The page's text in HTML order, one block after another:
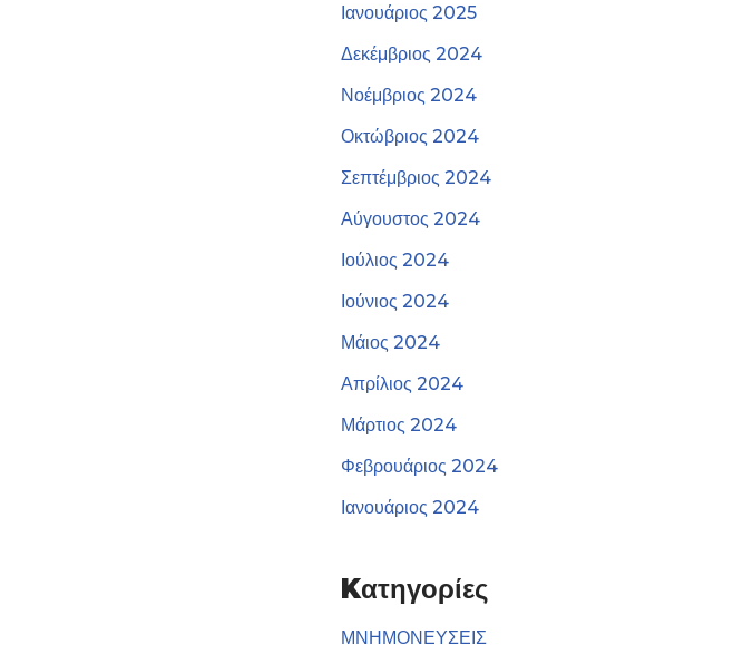
Ιανουάριος 2025
Δεκέμβριος 2024
Νοέμβριος 2024
Οκτώβριος 2024
Σεπτέμβριος 2024
Αύγουστος 2024
Ιούλιος 2024
Ιούνιος 2024
Μάιος 2024
Απρίλιος 2024
Μάρτιος 2024
Φεβρουάριος 2024
Ιανουάριος 2024
Kατηγορίες
ΜΝΗΜΟΝΕΥΣΕΙΣ